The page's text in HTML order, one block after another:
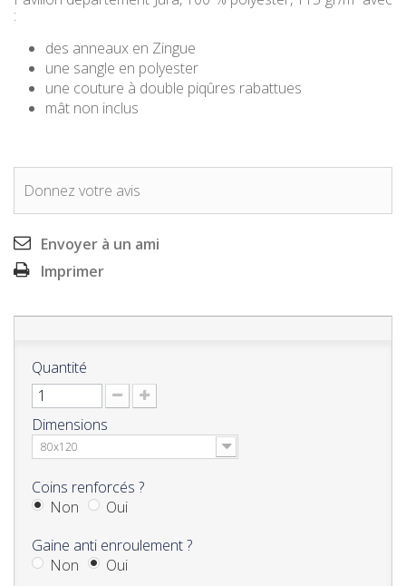
:
des anneaux en Zingue
une sangle en polyester
une couture à double piqûres rabattues
mât non inclus
Donnez votre avis
Envoyer à un ami
Imprimer
Quantité
Dimensions
80x120
Coins renforcés ?
Non
Oui
Gaine anti enroulement ?
Non
Oui